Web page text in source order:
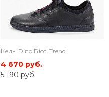
Кеды Dino Ricci Trend
4 670 руб.
5 190 руб.